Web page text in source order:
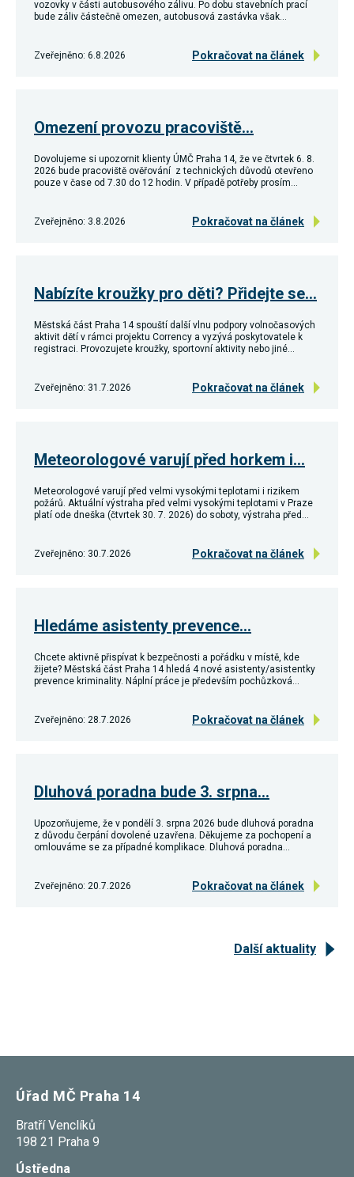
vozovky v části autobusového zálivu. Po dobu stavebních prací
bude záliv částečně omezen, autobusová zastávka však…
Zveřejněno: 6.8.2026 Pokračovat na článek
Omezení provozu pracoviště…
Dovolujeme si upozornit klienty ÚMČ Praha 14, že ve čtvrtek 6. 8.
2026 bude pracoviště ověřování z technických důvodů otevřeno
pouze v čase od 7.30 do 12 hodin. V případě potřeby prosím…
Zveřejněno: 3.8.2026 Pokračovat na článek
Nabízíte kroužky pro děti? Přidejte se…
Městská část Praha 14 spouští další vlnu podpory volnočasových
aktivit dětí v rámci projektu Corrency a vyzývá poskytovatele k
registraci. Provozujete kroužky, sportovní aktivity nebo jiné…
Zveřejněno: 31.7.2026 Pokračovat na článek
Meteorologové varují před horkem i…
Meteorologové varují před velmi vysokými teplotami i rizikem
požárů. Aktuální výstraha před velmi vysokými teplotami v Praze
platí ode dneška (čtvrtek 30. 7. 2026) do soboty, výstraha před…
Zveřejněno: 30.7.2026 Pokračovat na článek
Hledáme asistenty prevence…
Chcete aktivně přispívat k bezpečnosti a pořádku v místě, kde
žijete? Městská část Praha 14 hledá 4 nové asistenty/asistentky
prevence kriminality. Náplní práce je především pochůzková…
Zveřejněno: 28.7.2026 Pokračovat na článek
Dluhová poradna bude 3. srpna…
Upozorňujeme, že v pondělí 3. srpna 2026 bude dluhová poradna
z důvodu čerpání dovolené uzavřena. Děkujeme za pochopení a
omlouváme se za případné komplikace. Dluhová poradna…
Zveřejněno: 20.7.2026 Pokračovat na článek
Další aktuality
Úřad MČ Praha 14
Bratří Venclíků
198 21 Praha 9
Ústředna
souhlas, nebudete
přizpůsobených
Vašim zájmům.